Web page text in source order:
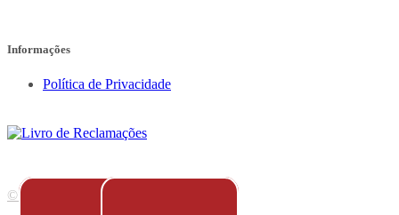
Informações
Política de Privacidade
© Wecreate Design 2018